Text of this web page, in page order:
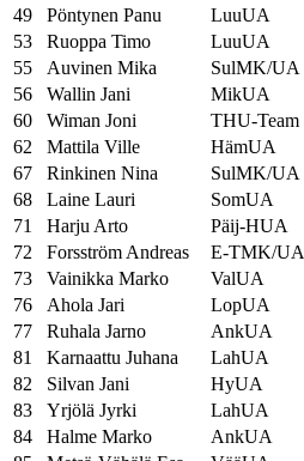
49
Pöntynen Panu LuuUA
53
Ruoppa Timo LuuUA
55
Auvinen Mika SulMK/UA
56
Wallin Jani MikUA
60
Wiman Joni THU-Team
62
Mattila Ville HämUA
67
Rinkinen Nina SulMK/UA
68
Laine Lauri SomUA
71
Harju Arto Päij-HUA
72
Forsström Andreas E-TMK/UA
73
Vainikka Marko ValUA
76
Ahola Jari LopUA
77
Ruhala Jarno AnkUA
81
Karnaattu Juhana LahUA
82
Silvan Jani HyUA
83
Yrjölä Jyrki LahUA
84
Halme Marko AnkUA